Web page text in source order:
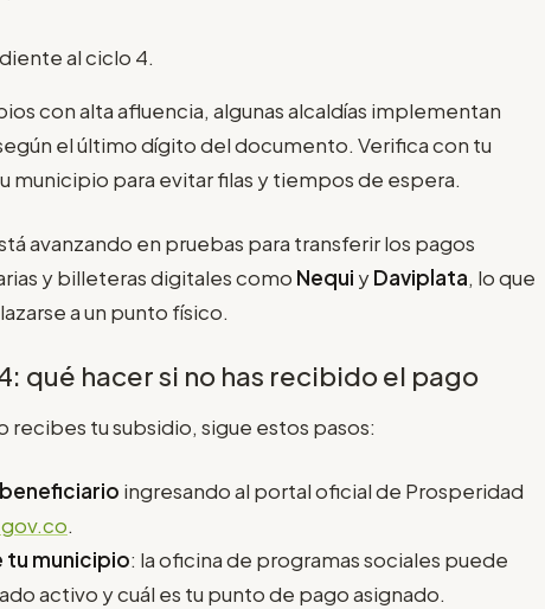
al ciclo 4.
con alta afluencia, algunas alcaldías implementan
el último dígito del documento. Verifica con tu
municipio para evitar filas y tiempos de espera.
avanzando en pruebas para transferir los pagos
y billeteras digitales como Nequi yDaviplata, lo que
a un punto físico.
qué hacer si no has recibido el pago
recibes tu subsidio, sigue estos pasos:
ingresando al portal oficial de Prosperidad
.
tu municipio: la oficina de programas sociales puede
activo y cuál es tu punto de pago asignado.